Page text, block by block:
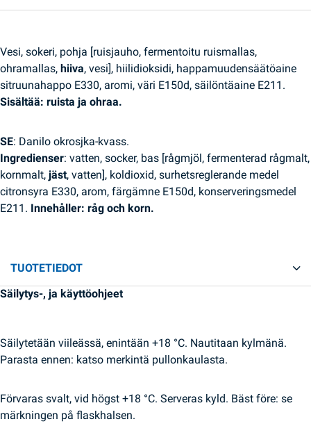
Vesi, sokeri, pohja [ruisjauho, fermentoitu ruismallas,
ohramallas, hiiva, vesi], hiilidioksidi, happamuudensäätöaine
sitruunahappo E330, aromi, väri E150d, säilöntäaine E211.
Sisältää: ruista ja ohraa.
SE: Danilo okrosjka-kvass.
Ingredienser: vatten, socker, bas [rågmjöl, fermenterad rågmalt,
kornmalt, jäst, vatten], koldioxid, surhetsreglerande medel
citronsyra E330, arom, färgämne E150d, konserveringsmedel
E211. Innehåller: råg och korn.
TUOTETIEDOT
Säilytys-, ja käyttöohjeet
Säilytetään viileässä, enintään +18 °C. Nautitaan kylmänä.
Parasta ennen: katso merkintä pullonkaulasta.
Förvaras svalt, vid högst +18 °C. Serveras kyld. Bäst före: se
märkningen på flaskhalsen.